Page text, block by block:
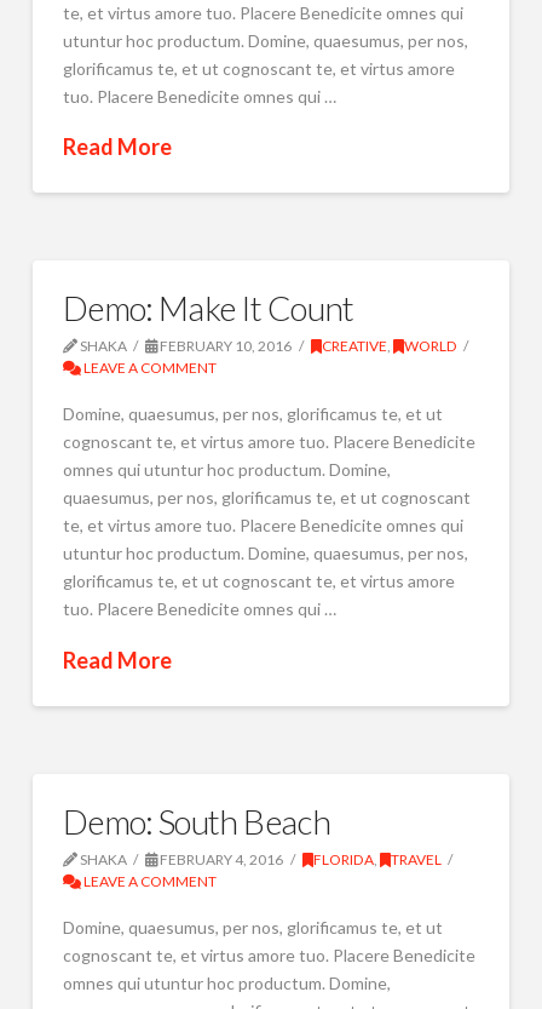
te, et virtus amore tuo. Placere Benedicite omnes qui
utuntur hoc productum. Domine, quaesumus, per nos,
glorificamus te, et ut cognoscant te, et virtus amore
tuo. Placere Benedicite omnes qui …
Read More
Demo: Make It Count
SHAKA FEBRUARY 10, 2016 CREATIVE
WORLD
LEAVE A COMMENT
Domine, quaesumus, per nos, glorificamus te, et ut
cognoscant te, et virtus amore tuo. Placere Benedicite
omnes qui utuntur hoc productum. Domine,
quaesumus, per nos, glorificamus te, et ut cognoscant
te, et virtus amore tuo. Placere Benedicite omnes qui
utuntur hoc productum. Domine, quaesumus, per nos,
glorificamus te, et ut cognoscant te, et virtus amore
tuo. Placere Benedicite omnes qui …
Read More
Demo: South Beach
SHAKA FEBRUARY 4, 2016 FLORIDA,
TRAVEL
LEAVE A COMMENT
Domine, quaesumus, per nos, glorificamus te, et ut
cognoscant te, et virtus amore tuo. Placere Benedicite
omnes qui utuntur hoc productum. Domine,